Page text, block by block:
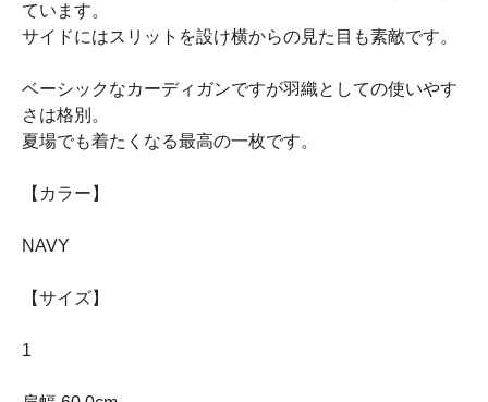
ています。
サイドにはスリットを設け横からの見た目も素敵です。
ベーシックなカーディガンですが羽織としての使いやす
さは格別。
夏場でも着たくなる最高の一枚です。
【カラー】
NAVY
【サイズ】
1